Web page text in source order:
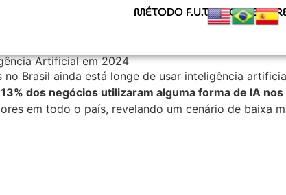
MÉTODO F.U.T.U.R.O
Artificial em 2024
Brasil ainda está longe de usar inteligência
dos negócios utilizaram alguma forma de IA
em todo o país, revelando um cenário de baixa